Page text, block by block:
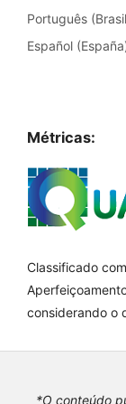
Português
Español
Métricas:
Classificado com
considerando o
*O conteúdo